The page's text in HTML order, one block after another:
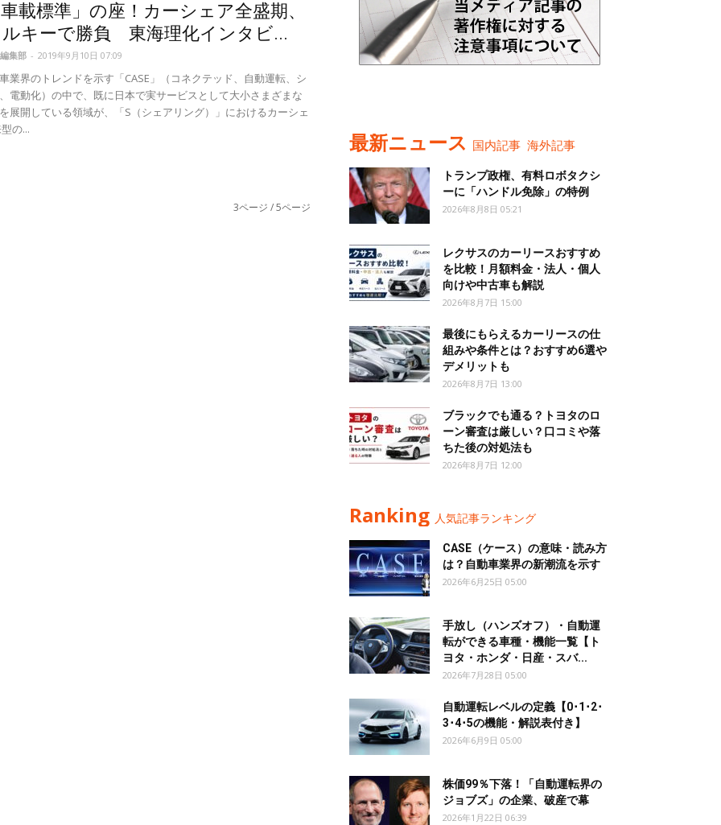
載標準」の座！カーシェア全盛期、
キーで勝負 東海理化インタビ...
集部 - 2019年9月10日 07:09
業界のトレンドを示す「CASE」（コネクテッド、自動運転、シ
電動化）の中で、既に日本で実サービスとして大小さまざまな
展開している領域が、「S（シェアリング）」におけるカーシェ
の...
3ページ / 5ページ
最新ニュース 国内記事 海外記事
トランプ政権、有料ロボタクシ
ーに「ハンドル免除」の特例
2026年8月8日 05:21
レクサスのカーリースおすすめ
を比較！月額料金・法人・個人
向けや中古車も解説
2026年8月7日 15:00
最後にもらえるカーリースの仕
組みや条件とは？おすすめ6選や
デメリットも
2026年8月7日 13:00
ブラックでも通る？トヨタのロ
ーン審査は厳しい？口コミや落
ちた後の対処法も
2026年8月7日 12:00
Ranking 人気記事ランキング
CASE（ケース）の意味・読み方
は？自動車業界の新潮流を示す
2026年6月25日 05:00
手放し（ハンズオフ）・自動運
転ができる車種・機能一覧【ト
ヨタ・ホンダ・日産・スバ...
2026年7月28日 05:00
自動運転レベルの定義【0･1･2･
3･4･5の機能・解説表付き】
2026年6月9日 05:00
株価99％下落！「自動運転界の
ジョブズ」の企業、破産で幕
2026年1月22日 06:39